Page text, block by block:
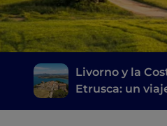
Livorno y la
Etrusca: un